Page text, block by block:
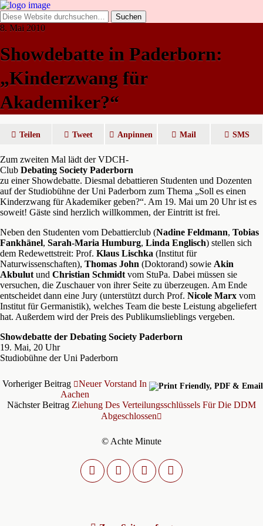
8. Mai 2010
Showdebatte in Paderborn:
„Kinderzwang für
Akademiker?“
Teilen Tweet Anpinnen Mail SMS
Zum zweiten Mal lädt der VDCH-
Club Debating Society Paderborn
zu einer Showdebatte. Diesmal debattieren Studenten und Dozenten
auf der Studiobühne der Uni Paderborn zum Thema „Soll es einen
Kinderzwang für Akademiker geben?“. Am 19. Mai um 20 Uhr ist es
soweit! Gäste sind herzlich willkommen, der Eintritt ist frei.
Neben den Studenten vom Debattierclub (Nadine Feldmann, Tobias
Fankhänel, Sarah-Maria Humburg, Linda Englisch) stellen sich
dem Redewettstreit: Prof. Klaus Lischka (Institut für
Naturwissenschaften), Thomas John (Doktorand) sowie Akin
Akbulut und Christian Schmidt vom StuPa. Dabei müssen sie
versuchen, die Zuschauer von ihrer Seite zu überzeugen. Am Ende
entscheidet dann eine Jury (unterstützt durch Prof. Nicole Marx vom
Institut für Germanistik), welches Team die beste Leistung abgeliefert
hat. Außerdem wird der Preis des Publikumslieblings vergeben.
Showdebatte der Debating Society Paderborn
19. Mai, 20 Uhr
Studiobühne der Uni Paderborn
Vorheriger Beitrag
Neuer Vorstand In
Aachen
Nächster Beitrag Ziehung Des Verteilungsschlüssels Für Die DDM
Abgeschlossen
© Achte Minute